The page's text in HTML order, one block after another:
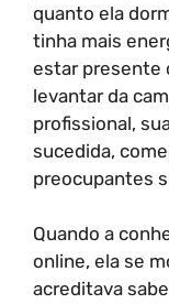
quanto ela
tinha mais
estar presente
levantar da
profissional,
sucedida,
preocupantes
Quando a
online, ela se
acreditava